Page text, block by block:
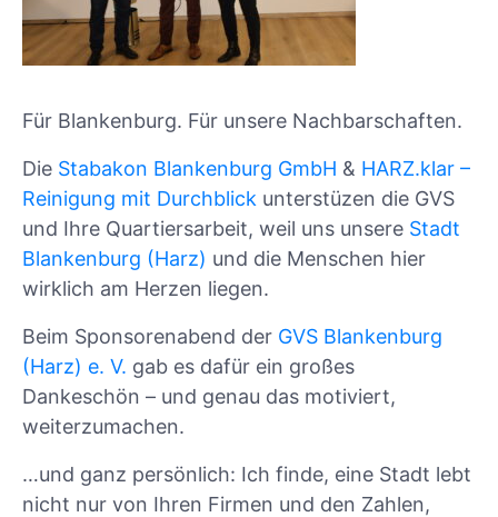
Für Blankenburg. Für unsere Nachbarschaften.
Die Stabakon Blankenburg GmbH & HARZ.klar –
Reinigung mit Durchblick unterstüzen die GVS
und Ihre Quartiersarbeit, weil uns unsere Stadt
Blankenburg (Harz) und die Menschen hier
wirklich am Herzen liegen.
Beim Sponsorenabend der GVS Blankenburg
(Harz) e. V. gab es dafür ein großes
Dankeschön – und genau das motiviert,
weiterzumachen.
…und ganz persönlich: Ich finde, eine Stadt lebt
nicht nur von Ihren Firmen und den Zahlen,